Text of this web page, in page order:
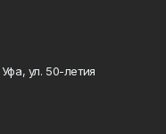
ул. 50-летия